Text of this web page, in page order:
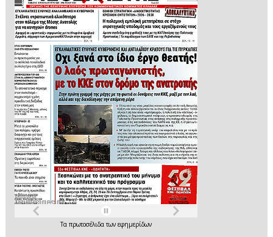
Τα πρωτοσέλιδατων εφημερίδων